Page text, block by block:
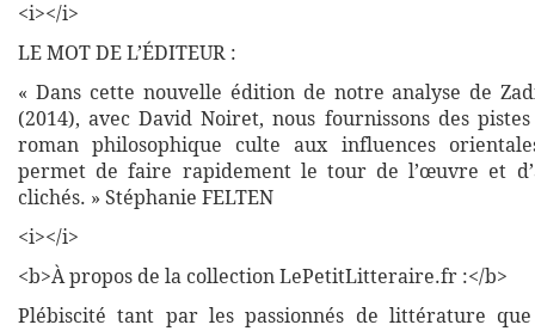
<i></i>
LE MOT DE L’ÉDITEUR :
« Dans cette nouvelle édition de notre analyse de
(2014), avec David Noiret, nous fournissons des
roman philosophique culte aux influences
permet de faire rapidement le tour de l’œuvre et
clichés. » Stéphanie FELTEN
<i></i>
<b>À propos de la collection LePetitLitteraire.fr :</b>
Plébiscité tant par les passionnés de littérature